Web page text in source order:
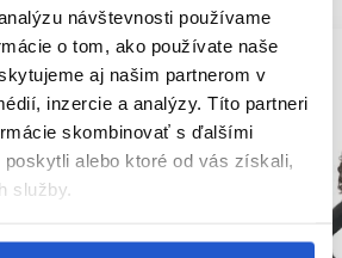
návštevnosti používame
o tom, ako používate naše
aj našim partnerom v
inzercie a analýzy. Títo partneri
skombinovať s ďalšími
alebo ktoré od vás získali,
služby.